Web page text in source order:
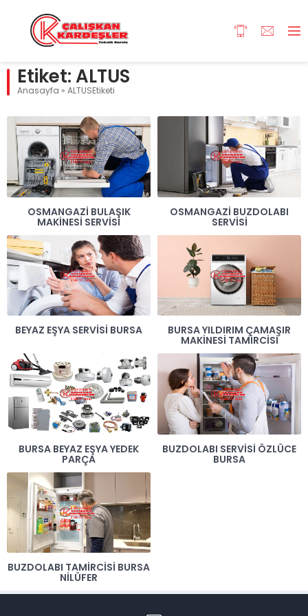
Etiket: ALTUS
Anasayfa » ALTUSEtiketi
OSMANGAZI BULAŞIK
MAKINESI SERVISI
OSMANGAZI BUZDOLABI
SERVISI
BEYAZ EŞYA SERVISI BURSA
BURSA YILDIRIM ÇAMAŞIR
MAKINESI TAMIRCISI
BURSA BEYAZ EŞYA YEDEK
PARÇA
BUZDOLABI SERVISI ÖZLÜCE
BURSA
BUZDOLABI TAMIRCISI BURSA
NILÜFER
Müşteri Temsilcisi